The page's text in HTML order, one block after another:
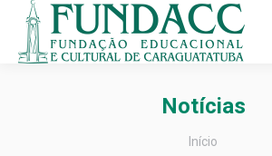
Notícias
Você está
Início